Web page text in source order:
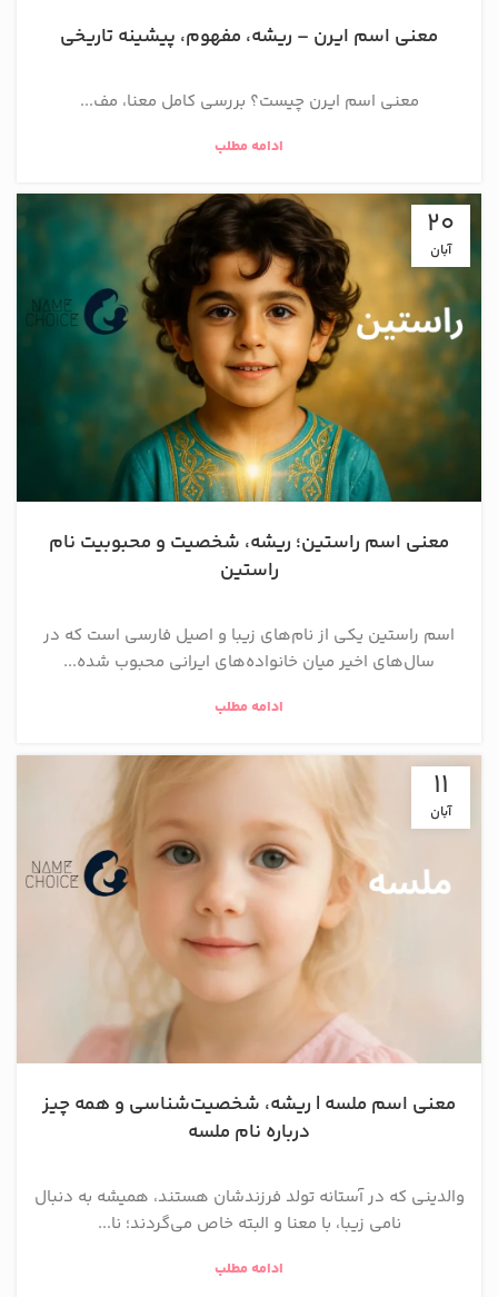
معنی اسم ایرن – ریشه، مفهوم، پیشینه تاریخی
معنی اسم ایرن چیست؟ بررسی کامل معنا، مف...
ادامه مطلب
20
آبان
معنی اسم راستین؛ ریشه، شخصیت و محبوبیت نام
راستین
اسم راستین یکی از نام‌های زیبا و اصیل فارسی است که در
سال‌های اخیر میان خانواده‌های ایرانی محبوب شده...
ادامه مطلب
11
آبان
معنی اسم ملسه | ریشه، شخصیت‌شناسی و همه چیز
درباره نام ملسه
والدینی که در آستانه تولد فرزندشان هستند، همیشه به دنبال
نامی زیبا، با معنا و البته خاص می‌گردند؛ نا...
ادامه مطلب